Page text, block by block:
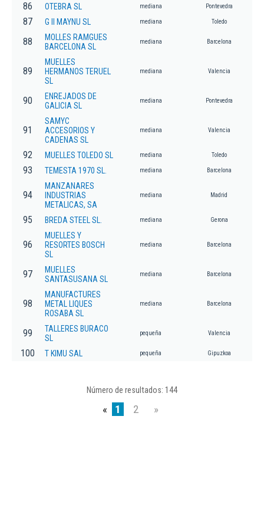
86 OTEBRA SL mediana Pontevedra
87 G II MAYNU SL mediana Toledo
88
MOLLES RAMGUES
BARCELONA SL
mediana Barcelona
89
MUELLES
HERMANOS TERUEL
SL
mediana Valencia
90
ENREJADOS DE
GALICIA SL
mediana Pontevedra
91
SAMYC
ACCESORIOS Y
CADENAS SL
mediana Valencia
92 MUELLES TOLEDO SL mediana Toledo
93 TEMESTA 1970 SL. mediana Barcelona
94
MANZANARES
INDUSTRIAS
METALICAS, SA
mediana Madrid
95 BREDA STEEL SL. mediana Gerona
96
MUELLES Y
RESORTES BOSCH
SL
mediana Barcelona
97
MUELLES
SANTASUSANA SL
mediana Barcelona
98
MANUFACTURES
METAL LIQUES
ROSABA SL
mediana Barcelona
99
TALLERES BURACO
SL
pequeña Valencia
100 T KIMU SAL pequeña Gipuzkoa
Número de resultados: 144
« 1 2 »